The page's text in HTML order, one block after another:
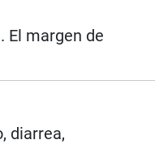
El margen de
diarrea,